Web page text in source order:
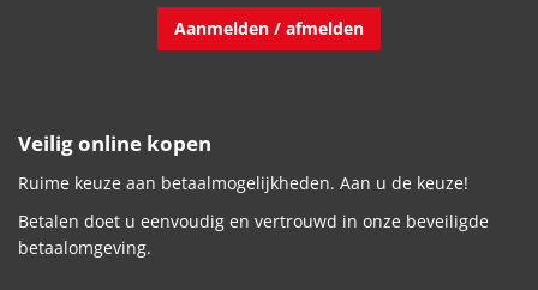
Aanmelden / afmelden
Veilig online kopen
Ruime keuze aan betaalmogelijkheden. Aan u de keuze!
Betalen doet u eenvoudig en vertrouwd in onze beveiligde
betaalomgeving.